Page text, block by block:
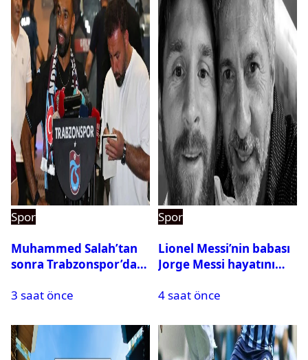
Spor
Muhammed Salah’tan
sonra Trabzonspor’dan
3 saat önce
Spor
Lionel Messi’nin babası
Jorge Messi hayatını
4 saat önce